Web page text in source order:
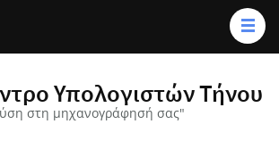
Υπολογιστών Τήνου
στη μηχανογράφησή σας"